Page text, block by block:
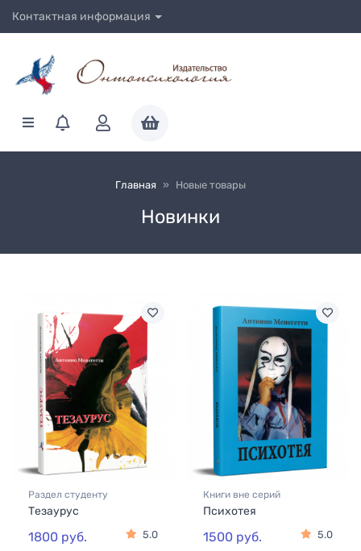
Контактная информация
Главная » Новые товары
Новинки
Раздел студенту
Тезаурус
1800 руб. 5.0
Книги вне серий
Психотея
1500 руб. 5.0